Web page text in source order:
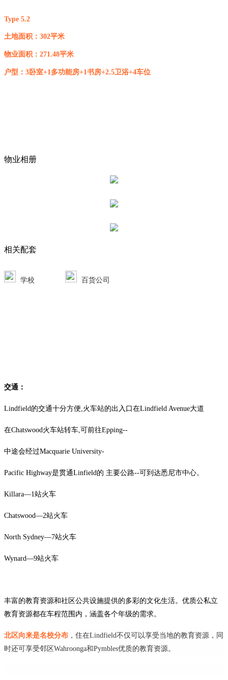
Type 5.2
土地面积：302平米
物业面积：271.48平米
户型：3卧室+1多功能房+1书房+2.5卫浴+4车位
物业相册
相关配套
学校 百货公司
交通：
Lindfield的交通十分方便,火车站的出入口在Lindfield Avenue大道
在Chatswood火车站转车,可前往Epping‐‐
中途会经过Macquarie University‐
Pacific Highway是贯通Linfield的 主要公路‐‐可到达悉尼市中心。
Killara—1站火车
Chatswood—2站火车
North Sydney—7站火车
Wynard—9站火车
丰富的教育资源和社区公共设施提供的多彩的文化生活。优质公私立
教育资源都在车程范围内，涵盖各个年级的需求。
北区向来是名校分布 ，住在Lindfield不仅可以享受当地的教育资源，同
时还可享受邻区Wahroonga和Pymbles优质的教育资源。